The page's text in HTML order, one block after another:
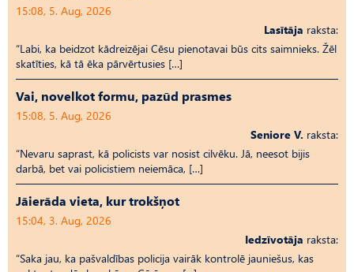
15:08, 5. Aug, 2026
Lasītāja raksta:
“Labi, ka beidzot kādreizējai Cēsu pienotavai būs cits saimnieks. Žēl
skatīties, kā tā ēka pārvērtusies […]
Vai, novelkot formu, pazūd prasmes
15:08, 5. Aug, 2026
Seniore V. raksta:
“Nevaru saprast, kā policists var nosist cilvēku. Jā, neesot bijis
darbā, bet vai policistiem neiemāca, […]
Jāierāda vieta, kur trokšņot
15:04, 3. Aug, 2026
Iedzīvotāja raksta:
“Saka jau, ka pašvaldības policija vairāk kontrolē jauniešus, kas